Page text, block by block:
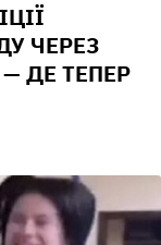
ЧЕРЕЗ
ДЕ ТЕПЕР